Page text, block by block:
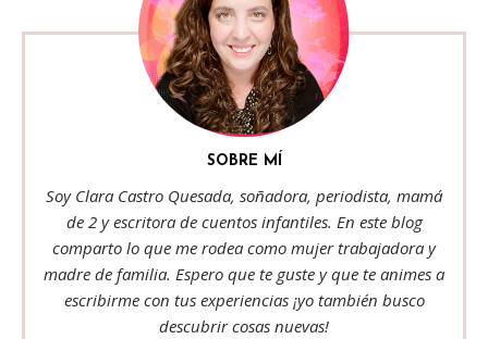
SOBRE MÍ
Soy Clara Castro Quesada, soñadora, periodista, mamá
de 2 y escritora de cuentos infantiles. En este blog
comparto lo que me rodea como mujer trabajadora y
madre de familia. Espero que te guste y que te animes a
escribirme con tus experiencias ¡yo también busco
descubrir cosas nuevas!